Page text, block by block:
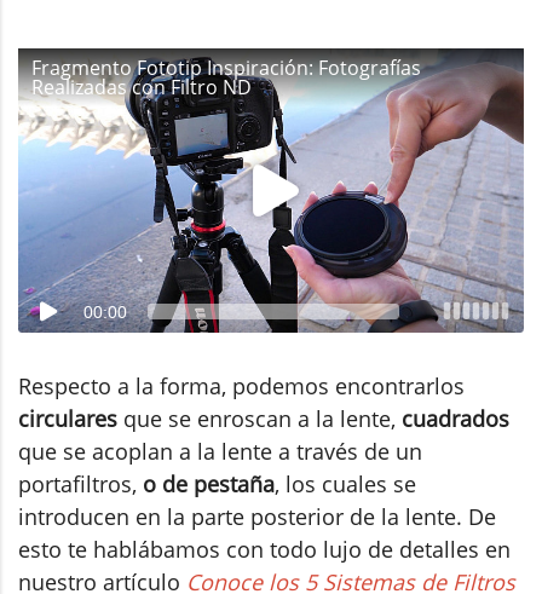
Fragmento Fototip Inspiración: Fotografías
Realizadas con Filtro ND
00:00
Respecto a la forma, podemos encontrarlos
circulares que se enroscan a la lente, cuadrados
que se acoplan a la lente a través de un
portafiltros, o de pestaña, los cuales se
introducen en la parte posterior de la lente. De
esto te hablábamos con todo lujo de detalles en
nuestro artículo Conoce los 5 Sistemas de Filtros